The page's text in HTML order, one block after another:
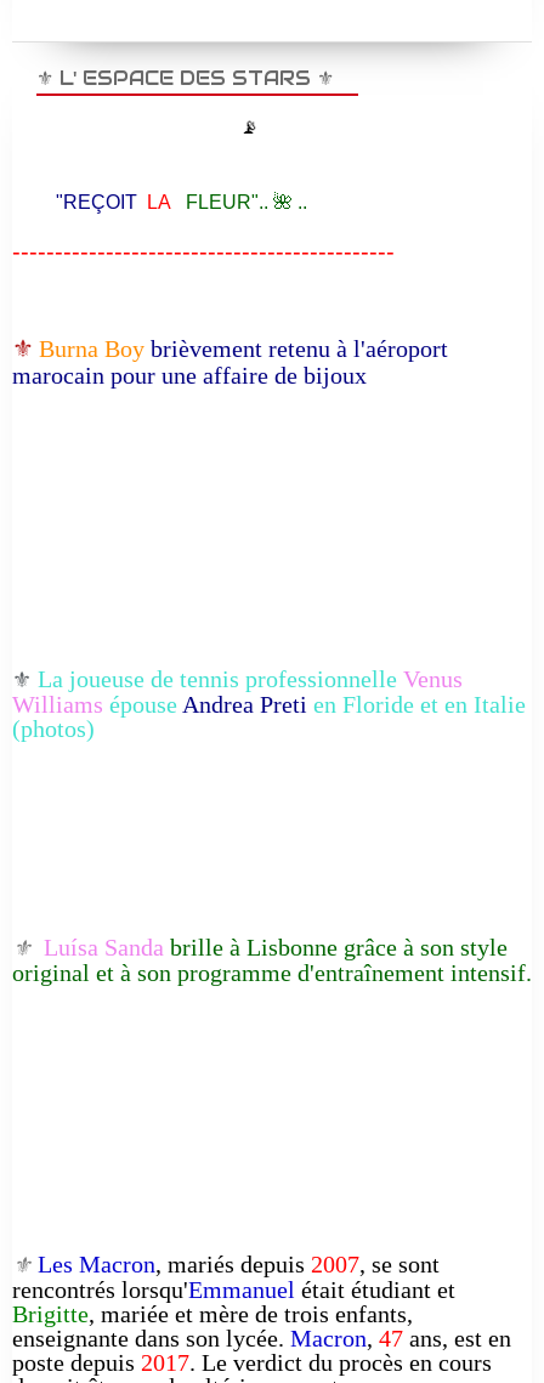
⚜️ L' ESPACE DES STARS ⚜️
📡
"REÇOIT LA FLEUR".. 🌺 ..
---------------------------------------------
⚜️ Burna Boy brièvement retenu à l'aéroport
marocain pour une affaire de bijoux
⚜️ La joueuse de tennis professionnelle Venus
Williams épouse Andrea Preti en Floride et en Italie
(photos)
⚜️ Luísa Sanda brille à Lisbonne grâce à son style
original et à son programme d'entraînement intensif.
⚜️ Les Macron, mariés depuis 2007, se sont
rencontrés lorsqu'Emmanuel était étudiant et
Brigitte, mariée et mère de trois enfants,
enseignante dans son lycée. Macron, 47 ans, est en
poste depuis 2017. Le verdict du procès en cours